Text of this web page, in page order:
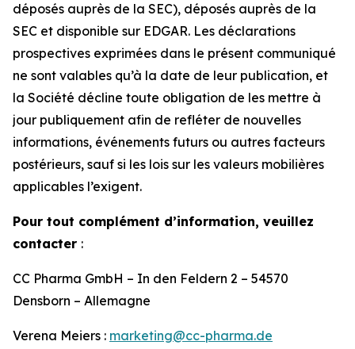
déposés auprès de la SEC), déposés auprès de la
SEC et disponible sur EDGAR. Les déclarations
prospectives exprimées dans le présent communiqué
ne sont valables qu’à la date de leur publication, et
la Société décline toute obligation de les mettre à
jour publiquement afin de refléter de nouvelles
informations, événements futurs ou autres facteurs
postérieurs, sauf si les lois sur les valeurs mobilières
applicables l’exigent.
Pour tout complément d’information, veuillez
contacter :
CC Pharma GmbH – In den Feldern 2 – 54570
Densborn – Allemagne
Verena Meiers : marketing@cc-pharma.de